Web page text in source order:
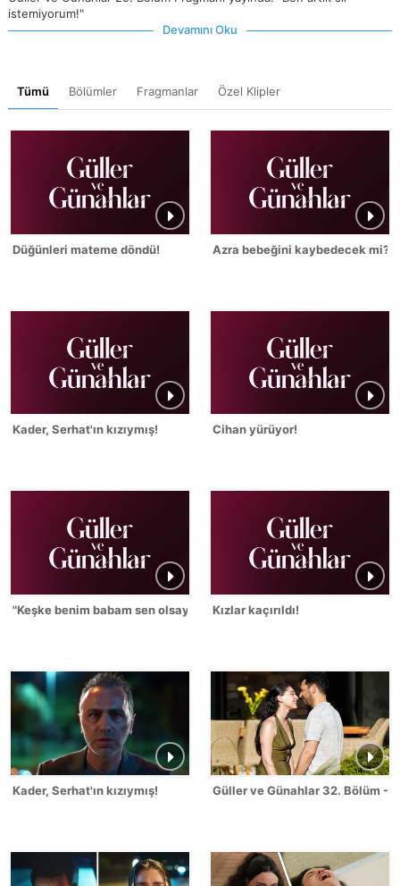
istemiyorum!"
Devamını Oku
Tümü Bölümler Fragmanlar Özel Klipler
Düğünleri mateme döndü! Azra bebeğini kaybedecek mi?
Kader, Serhat'ın kızıymış! Cihan yürüyor!
"Keşke benim babam sen olsaydın!"Kızlar kaçırıldı!
Kader, Serhat'ın kızıymış! Güller ve Günahlar 32. Bölüm -